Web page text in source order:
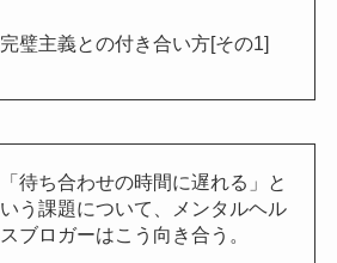
完璧主義との付き合い方[その1]
「待ち合わせの時間に遅れる」と
いう課題について、メンタルヘル
スブロガーはこう向き合う。